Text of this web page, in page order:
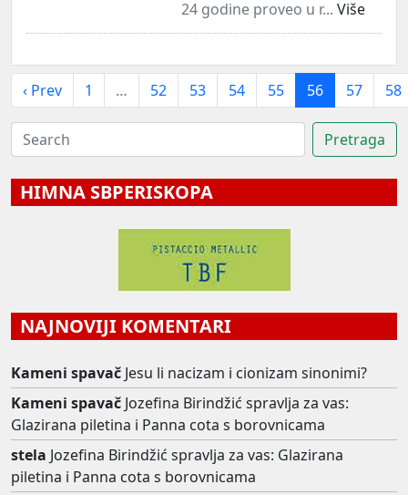
24 godine proveo u r... Više
‹ Prev 1 … 52 53 54 55 56 57 58
HIMNA SBPERISKOPA
NAJNOVIJI KOMENTARI
Kameni spavač Jesu li nacizam i cionizam sinonimi?
Kameni spavač Jozefina Birindžić spravlja za vas:
Glazirana piletina i Panna cota s borovnicama
stela Jozefina Birindžić spravlja za vas: Glazirana
piletina i Panna cota s borovnicama